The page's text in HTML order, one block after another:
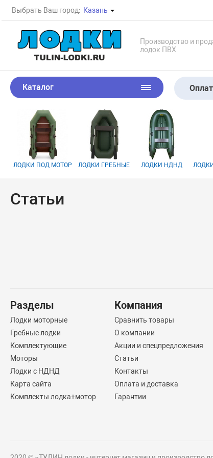
Выбрать Ваш город: Казань
Производство и
лодок ПВХ
Каталог
ЛОДКИ ПОД МОТОР ЛОДКИ ГРЕБНЫЕ ЛОДКИ НДНД
Статьи
Разделы
Лодки моторные
Гребные лодки
Комплектующие
Моторы
Лодки с НДНД
Карта сайта
Комплекты лодка+мотор
Компания
Сравнить товары
О компании
Акции и спецпредложения
Статьи
Контакты
Оплата и доставка
Гарантии